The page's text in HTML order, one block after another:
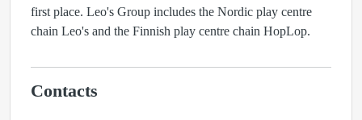
first place. Leo's Group includes the Nordic play centre
chain Leo's and the Finnish play centre chain HopLop.
Contacts